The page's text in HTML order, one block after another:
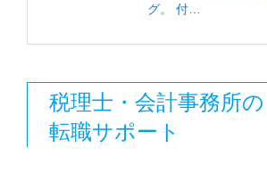
グ。 付…
税理士・会計事務所の
転職サポート